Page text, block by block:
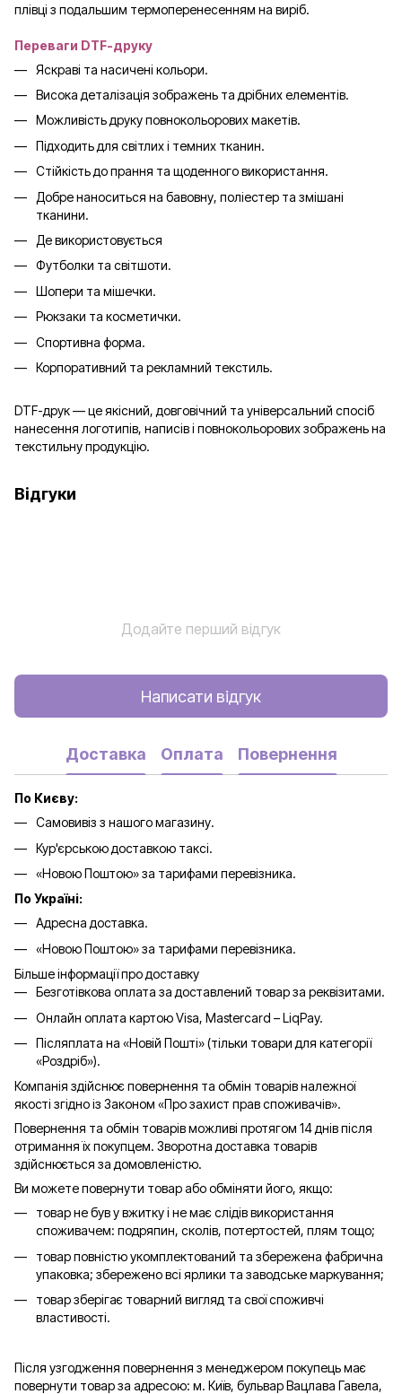
плівці з подальшим термоперенесенням на виріб.
Переваги DTF-друку
Яскраві та насичені кольори.
Висока деталізація зображень та дрібних елементів.
Можливість друку повнокольорових макетів.
Підходить для світлих і темних тканин.
Стійкість до прання та щоденного використання.
Добре наноситься на бавовну, поліестер та змішані
тканини.
Де використовується
Футболки та світшоти.
Шопери та мішечки.
Рюкзаки та косметички.
Спортивна форма.
Корпоративний та рекламний текстиль.
DTF-друк — це якісний, довговічний та універсальний спосіб
нанесення логотипів, написів і повнокольорових зображень на
текстильну продукцію.
Відгуки
Додайте перший відгук
Написати відгук
Доставка Оплата Повернення
По Києву:
Самовивіз з нашого магазину.
Кур'єрською доставкою таксі.
«Новою Поштою» за тарифами перевізника.
По Україні:
Адресна доставка.
«Новою Поштою» за тарифами перевізника.
Більше інформації про доставку
Безготівкова оплата за доставлений товар за реквізитами.
Онлайн оплата картою Visa, Mastercard – LiqPay.
Післяплата на «Новій Пошті» (тільки товари для категорії
«Роздріб»).
Компанія здійснює повернення та обмін товарів належної
якості згідно із Законом «Про захист прав споживачів».
Повернення та обмін товарів можливі протягом 14 днів після
отримання їх покупцем. Зворотна доставка товарів
здійснюється за домовленістю.
Ви можете повернути товар або обміняти його, якщо:
товар не був у вжитку і не має слідів використання
споживачем: подряпин, сколів, потертостей, плям тощо;
товар повністю укомплектований та збережена фабрична
упаковка; збережено всі ярлики та заводське маркування;
товар зберігає товарний вигляд та свої споживчі
властивості.
Після узгодження повернення з менеджером покупець має
повернути товар за адресою: м. Київ, бульвар Вацлава Гавела,